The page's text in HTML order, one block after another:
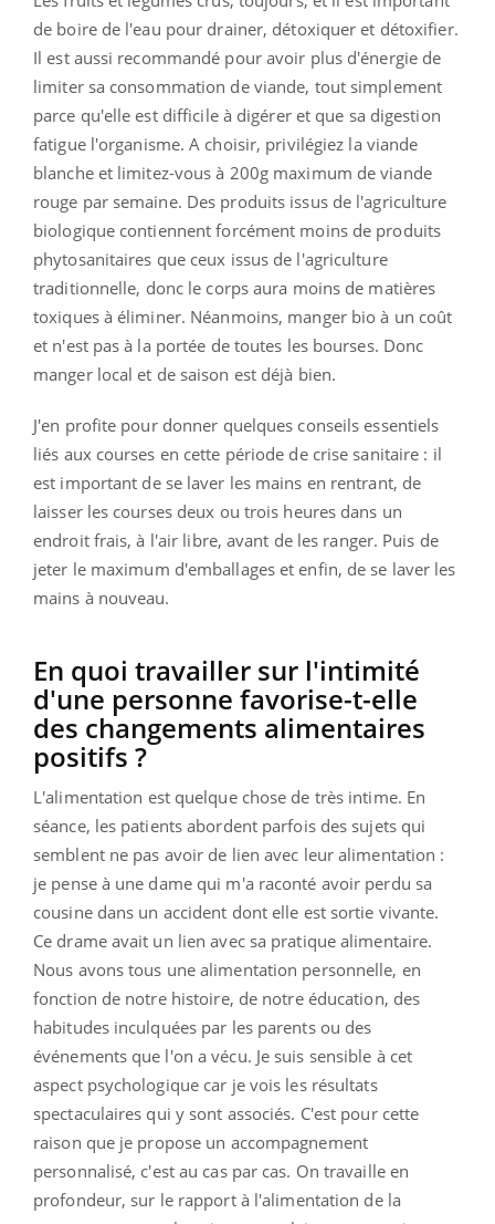
de boire de l'eau pour drainer, détoxiquer et détoxifier.
Il est aussi recommandé pour avoir plus d'énergie de
limiter sa consommation de viande, tout simplement
parce qu'elle est difficile à digérer et que sa digestion
fatigue l'organisme. A choisir, privilégiez la viande
blanche et limitez-vous à 200g maximum de viande
rouge par semaine. Des produits issus de l'agriculture
biologique contiennent forcément moins de produits
phytosanitaires que ceux issus de l'agriculture
traditionnelle, donc le corps aura moins de matières
toxiques à éliminer. Néanmoins, manger bio à un coût
et n'est pas à la portée de toutes les bourses. Donc
manger local et de saison est déjà bien.
J'en profite pour donner quelques conseils essentiels
liés aux courses en cette période de crise sanitaire : il
est important de se laver les mains en rentrant, de
laisser les courses deux ou trois heures dans un
endroit frais, à l'air libre, avant de les ranger. Puis de
jeter le maximum d'emballages et enfin, de se laver les
mains à nouveau.
En quoi travailler sur l'intimité
d'une personne favorise-t-elle
des changements alimentaires
positifs ?
L'alimentation est quelque chose de très intime. En
séance, les patients abordent parfois des sujets qui
semblent ne pas avoir de lien avec leur alimentation :
je pense à une dame qui m'a raconté avoir perdu sa
cousine dans un accident dont elle est sortie vivante.
Ce drame avait un lien avec sa pratique alimentaire.
Nous avons tous une alimentation personnelle, en
fonction de notre histoire, de notre éducation, des
habitudes inculquées par les parents ou des
événements que l'on a vécu. Je suis sensible à cet
aspect psychologique car je vois les résultats
spectaculaires qui y sont associés. C'est pour cette
raison que je propose un accompagnement
personnalisé, c'est au cas par cas. On travaille en
profondeur, sur le rapport à l'alimentation de la